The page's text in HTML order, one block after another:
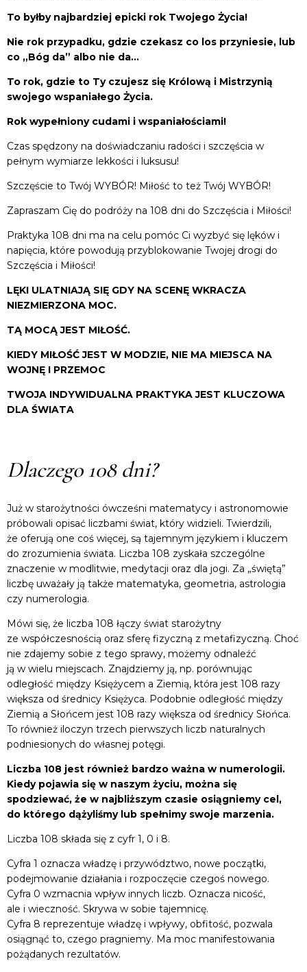
To byłby najbardziej epicki rok Twojego Życia!
Nie rok przypadku, gdzie czekasz co los przyniesie, lub
co „Bóg da” albo nie da…
To rok, gdzie to Ty czujesz się Królową i Mistrzynią
swojego wspaniałego Życia.
Rok wypełniony cudami i wspaniałościami!
Czas spędzony na doświadczaniu radości i szczęścia w
pełnym wymiarze lekkości i luksusu!
Szczęście to Twój WYBÓR! Miłość to też Twój WYBÓR!
Zapraszam Cię do podróży na 108 dni do Szczęścia i Miłości!
Praktyka 108 dni ma na celu pomóc Ci wyzbyć się lęków i
napięcia, które powodują przyblokowanie Twojej drogi do
Szczęścia i Miłości!
LĘKI ULATNIAJĄ SIĘ GDY NA SCENĘ WKRACZA
NIEZMIERZONA MOC.
TĄ MOCĄ JEST MIŁOŚĆ.
KIEDY MIŁOŚĆ JEST W MODZIE, NIE MA MIEJSCA NA
WOJNĘ I PRZEMOC
TWOJA INDYWIDUALNA PRAKTYKA JEST KLUCZOWA
DLA ŚWIATA
Dlaczego 108 dni?
Już w starożytności ówcześni matematycy i astronomowie
próbowali opisać liczbami świat, który widzieli. Twierdzili,
że oferują one coś więcej, są tajemnym językiem i kluczem
do zrozumienia świata. Liczba 108 zyskała szczególne
znaczenie w modlitwie, medytacji oraz dla jogi. Za „świętą”
liczbę uważały ją także matematyka, geometria, astrologia
czy numerologia.
Mówi się, że liczba 108 łączy świat starożytny
ze współczesnością oraz sferę fizyczną z metafizyczną. Choć
nie zdajemy sobie z tego sprawy, możemy odnaleźć
ją w wielu miejscach. Znajdziemy ją, np. porównując
odległość między Księżycem a Ziemią, która jest 108 razy
większa od średnicy Księżyca. Podobnie odległość między
Ziemią a Słońcem jest 108 razy większa od średnicy Słońca.
To również iloczyn trzech pierwszych liczb naturalnych
podniesionych do własnej potęgi.
Liczba 108 jest również bardzo ważna w numerologii.
Kiedy pojawia się w naszym życiu, można się
spodziewać, że w najbliższym czasie osiągniemy cel,
do którego dążyliśmy lub spełnimy swoje marzenia.
Liczba 108 składa się z cyfr 1, 0 i 8.
Cyfra 1 oznacza władzę i przywództwo, nowe początki,
podejmowanie działania i rozpoczęcie czegoś nowego.
Cyfra 0 wzmacnia wpływ innych liczb. Oznacza nicość,
ale i wieczność. Skrywa w sobie tajemnicę.
Cyfra 8 reprezentuje władzę i wpływy, obfitość, pozwala
osiągnąć to, czego pragniemy. Ma moc manifestowania
pożądanych rezultatów.